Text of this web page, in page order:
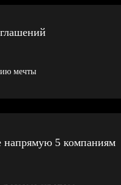
мечты
напрямую 5 компаниям